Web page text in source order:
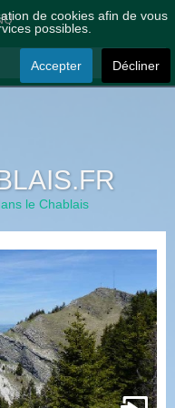
le Chablais
de cookies afin de vous
possibles.
Accepter Décliner